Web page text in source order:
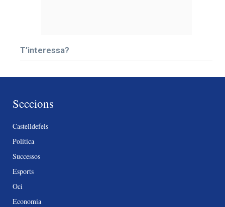
T’interessa?
Seccions
Castelldefels
Política
Successos
Esports
Oci
Economia